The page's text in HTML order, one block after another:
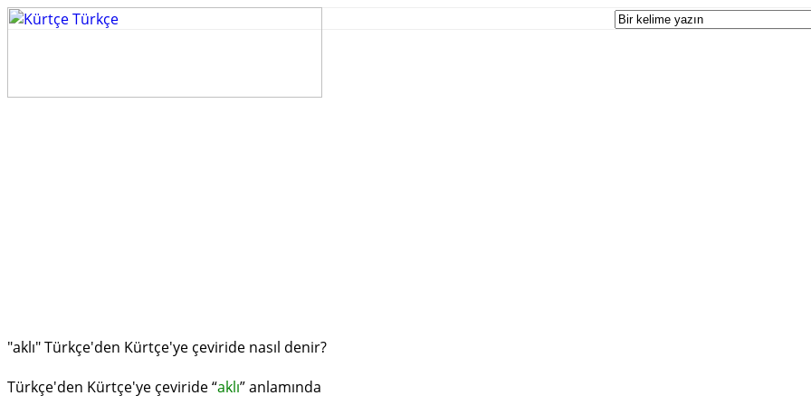
"aklı" Türkçe'den Kürtçe'ye çeviride nasıl denir?
Türkçe'den Kürtçe'ye çeviride “aklı” anlamında